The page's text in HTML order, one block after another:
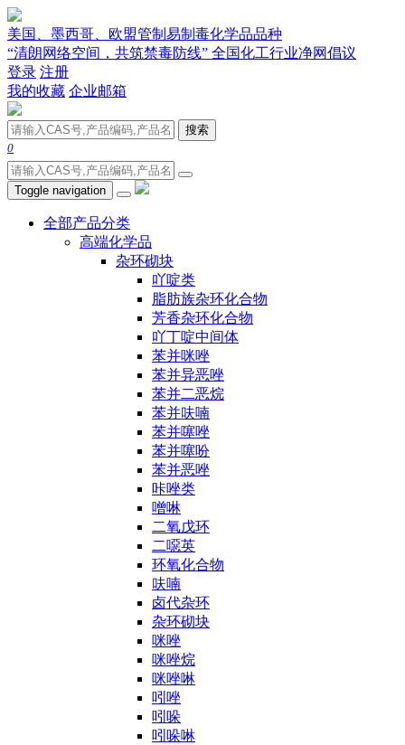
美国、墨西哥、欧盟管制易制毒化学品品种
“清朗网络空间，共筑禁毒防线” 全国化工行业净网倡议
登录 注册
我的收藏 企业邮箱
搜索
0
Toggle navigation
全部产品分类
高端化学品
杂环砌块
吖啶类
脂肪族杂环化合物
芳香杂环化合物
吖丁啶中间体
苯并咪唑
苯并异恶唑
苯并二恶烷
苯并呋喃
苯并噻唑
苯并噻吩
苯并恶唑
咔唑类
噌啉
二氧戊环
二噁英
环氧化合物
呋喃
卤代杂环
杂环砌块
咪唑
咪唑烷
咪唑啉
吲唑
吲哚
吲哚啉